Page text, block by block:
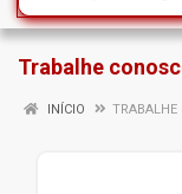
Trabalhe
INÍCIO TRABALHE